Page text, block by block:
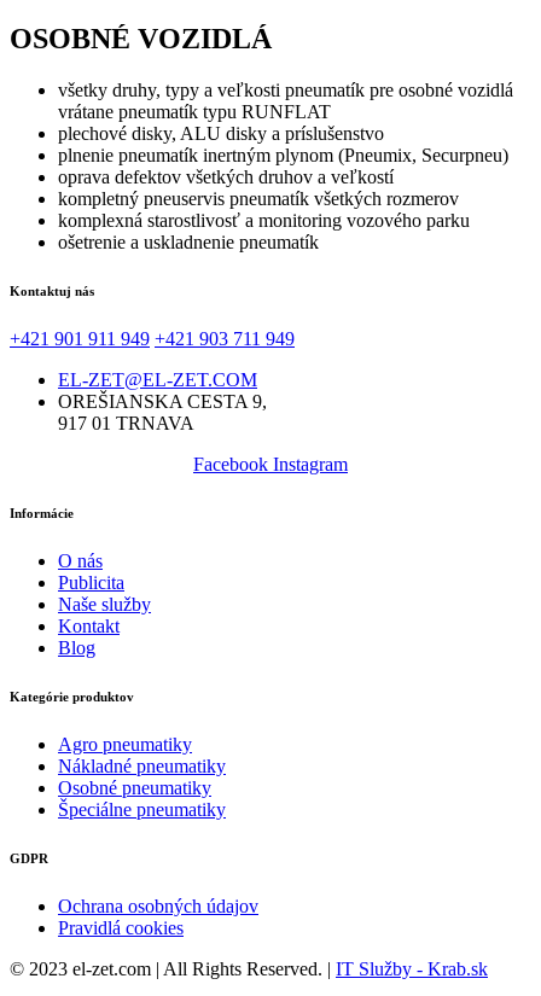
OSOBNÉ VOZIDLÁ
všetky druhy, typy a veľkosti pneumatík pre osobné vozidlá
vrátane pneumatík typu RUNFLAT
plechové disky, ALU disky a príslušenstvo
plnenie pneumatík inertným plynom (Pneumix, Securpneu)
oprava defektov všetkých druhov a veľkostí
kompletný pneuservis pneumatík všetkých rozmerov
komplexná starostlivosť a monitoring vozového parku
ošetrenie a uskladnenie pneumatík
Kontaktuj nás
+421 901 911 949 +421 903 711 949
EL-ZET@EL-ZET.COM
OREŠIANSKA CESTA 9,
917 01 TRNAVA
Facebook Instagram
Informácie
O nás
Publicita
Naše služby
Kontakt
Blog
Kategórie produktov
Agro pneumatiky
Nákladné pneumatiky
Osobné pneumatiky
Špeciálne pneumatiky
GDPR
Ochrana osobných údajov
Pravidlá cookies
© 2023 el-zet.com | All Rights Reserved. | IT Služby - Krab.sk